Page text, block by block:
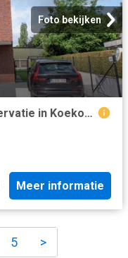
Foto bekijken
Appartement te huur onder reservatie in Koekoekstraat 88, 8793 Waregem | Immo Roba | Immo Roba
Meer informatie
5 >